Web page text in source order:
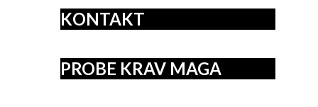
KONTAKT
PROBE KRAV MAGA